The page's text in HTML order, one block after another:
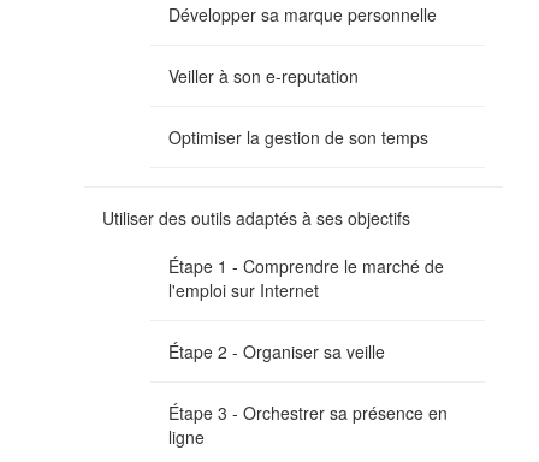
Développer sa marque personnelle
Veiller à son e-reputation
Optimiser la gestion de son temps
Utiliser des outils adaptés à ses objectifs
Étape 1 - Comprendre le marché de
l'emploi sur Internet
Étape 2 - Organiser sa veille
Étape 3 - Orchestrer sa présence en
ligne